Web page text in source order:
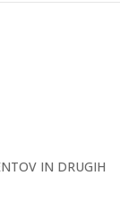
IN DRUGIH